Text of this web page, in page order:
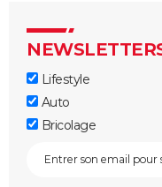
Lifestyle
Auto
Bricolage